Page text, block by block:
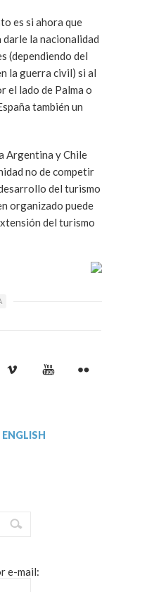
es si ahora que
darle la nacionalidad
(dependiendo del
la guerra civil) si al
el lado de Palma o
también un
Argentina y Chile
no de competir
del turismo
organizado puede
del turismo
ENGLISH
e-mail: